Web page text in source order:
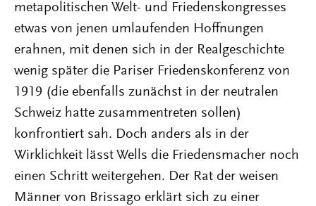
metapolitischen Welt- und Friedenskongresses
etwas von jenen umlaufenden Hoffnungen
erahnen, mit denen sich in der Realgeschichte
wenig später die Pariser Friedenskonferenz von
1919 (die ebenfalls zunächst in der neutralen
Schweiz hatte zusammentreten sollen)
konfrontiert sah. Doch anders als in der
Wirklichkeit lässt Wells die Friedensmacher noch
einen Schritt weitergehen. Der Rat der weisen
Männer von Brissago erklärt sich zu einer